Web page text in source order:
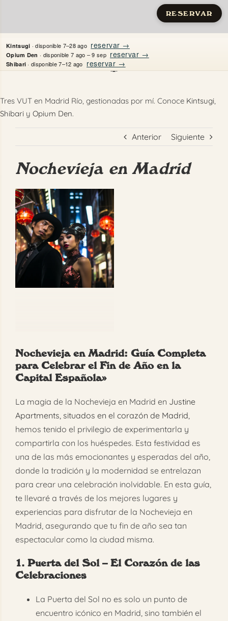
RESERVAR
Kintsugi · disponible 7–28 ago reservar →
Opium Den · disponible 7 ago – 9 sep reservar →
Shibari · disponible 7–12 ago reservar →
al
contenido
Quién es Justine
Guías
Mi Madrid
Contacto
FAQ
Reservar
Tres VUT en Madrid Río, gestionadas por mí. Conoce Kintsugi,
Shibari y Opium Den.
Anterior Siguiente
Nochevieja en Madrid
Ver
imagen
más
grande
Nochevieja en Madrid: Guía Completa
para Celebrar el Fin de Año en la
Capital Española»
La magia de la Nochevieja en Madrid en Justine
Apartments, situados en el corazón de Madrid,
hemos tenido el privilegio de experimentarla y
compartirla con los huéspedes. Esta festividad es
una de las más emocionantes y esperadas del año,
donde la tradición y la modernidad se entrelazan
para crear una celebración inolvidable. En esta guía,
te llevaré a través de los mejores lugares y
experiencias para disfrutar de la Nochevieja en
Madrid, asegurando que tu fin de año sea tan
espectacular como la ciudad misma.
1. Puerta del Sol – El Corazón de las
Celebraciones
La Puerta del Sol no es solo un punto de
encuentro icónico en Madrid, sino también el